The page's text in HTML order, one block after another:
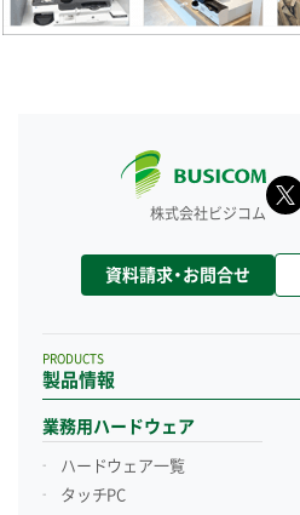
株式会社ビジコム
資料請求・お問合せ
製品情報
PRODUCTS
業務用ハードウェア
ハードウェア一覧
タッチPC